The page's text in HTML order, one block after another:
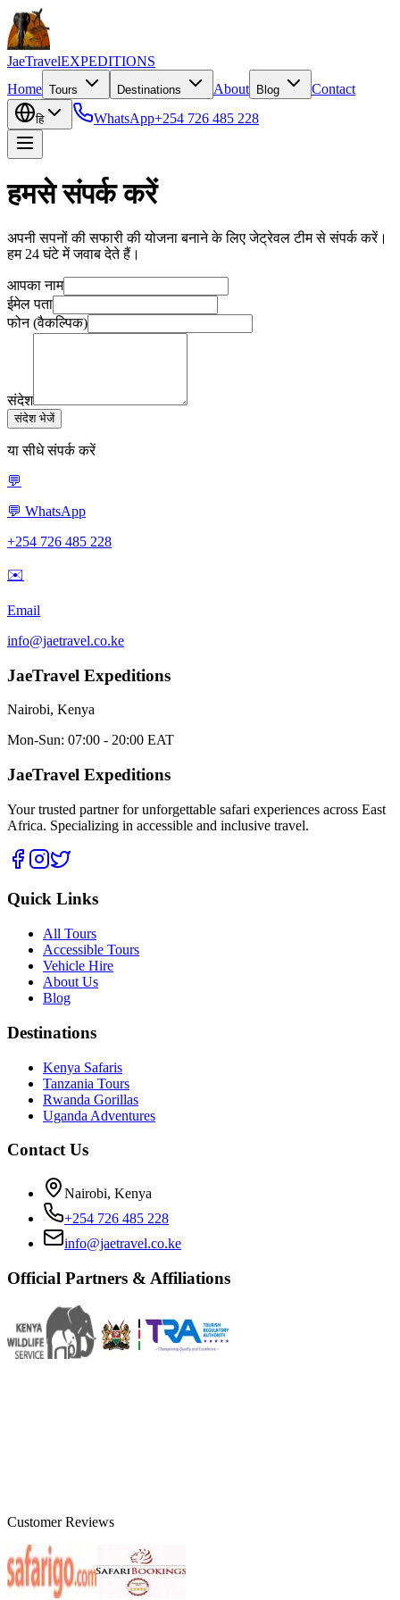
JaeTravelEXPEDITIONS
Home Tours Destinations About Blog Contact
हि WhatsApp+254 726 485 228
हमसे संपर्क करें
अपनी सपनों की सफारी की योजना बनाने के लिए जेट्रेवल टीम से संपर्क करें।
हम 24 घंटे में जवाब देते हैं।
आपका नाम
ईमेल पता
फोन (वैकल्पिक)
संदेश
संदेश भेजें
या सीधे संपर्क करें
💬
💬 WhatsApp
+254 726 485 228
✉️
Email
info@jaetravel.co.ke
JaeTravel Expeditions
Nairobi, Kenya
Mon-Sun: 07:00 - 20:00 EAT
JaeTravel Expeditions
Your trusted partner for unforgettable safari experiences across East
Africa. Specializing in accessible and inclusive travel.
Quick Links
All Tours
Accessible Tours
Vehicle Hire
About Us
Blog
Destinations
Kenya Safaris
Tanzania Tours
Rwanda Gorillas
Uganda Adventures
Contact Us
Nairobi, Kenya
+254 726 485 228
info@jaetravel.co.ke
Official Partners & Affiliations
Customer Reviews